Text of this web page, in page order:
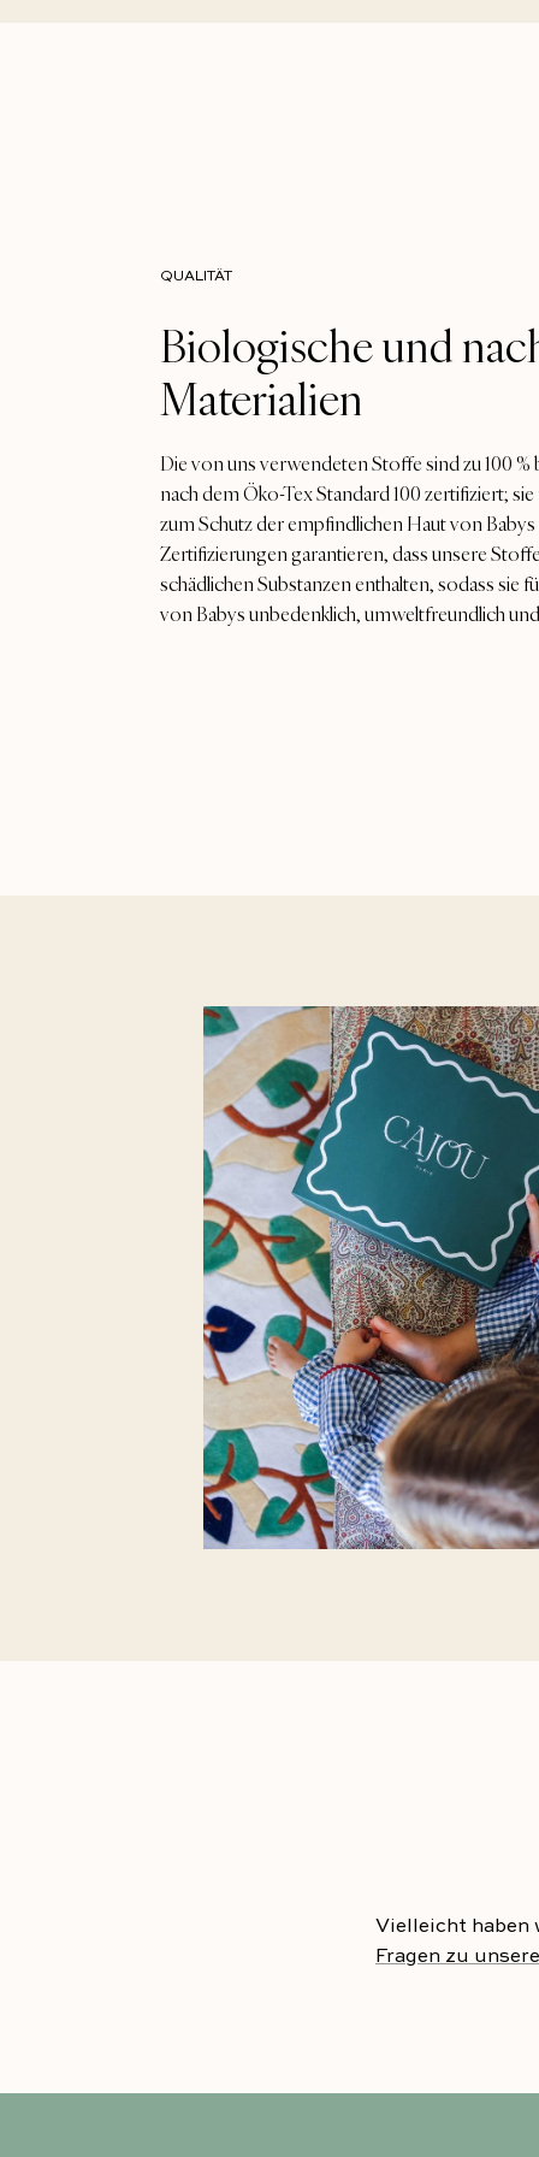
QUALITÄT
Biologische und
Materialien
Die von uns verwendeten Stoffe sind zu 100
nach dem Öko-Tex Standard 100 zertifiziert;
zum Schutz der empfindlichen Haut von
Zertifizierungen garantieren, dass unsere
schädlichen Substanzen enthalten, sodass sie
von Babys unbedenklich, umweltfreundlich
Vielleicht haben
Fragen zu